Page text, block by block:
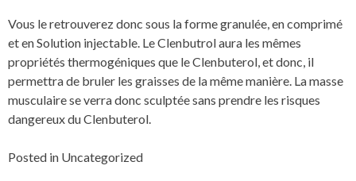
Vous le retrouverez donc sous la forme granulée, en comprimé
et en Solution injectable. Le Clenbutrol aura les mêmes
propriétés thermogéniques que le Clenbuterol, et donc, il
permettra de bruler les graisses de la même manière. La masse
musculaire se verra donc sculptée sans prendre les risques
dangereux du Clenbuterol.
Posted in Uncategorized